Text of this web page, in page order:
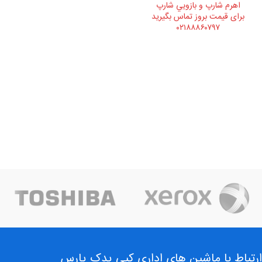
اهرم شارپ و بازويي شارپ
برای قیمت بروز تماس بگیرید
۰۲۱۸۸۸۶۰۷۹۷